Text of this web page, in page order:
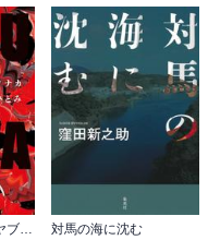
対馬の海に沈む